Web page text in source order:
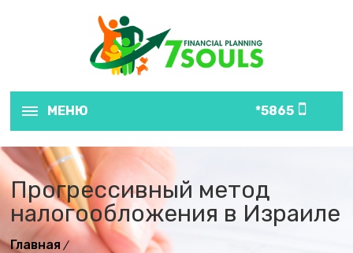
МЕНЮ 5865*
Прогрессивный метод
налогообложения в Израиле
Главная